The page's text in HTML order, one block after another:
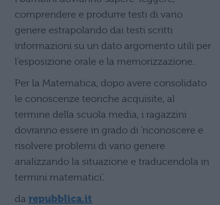
comprendere e produrre testi di vario
genere estrapolando dai testi scritti
informazioni su un dato argomento utili per
l’esposizione orale e la memorizzazione.
Per la Matematica, dopo avere consolidato
le conoscenze teoriche acquisite, al
termine della scuola media, i ragazzini
dovranno essere in grado di ‘riconoscere e
risolvere problemi di vario genere
analizzando la situazione e traducendola in
termini matematici’.
da repubblica.it